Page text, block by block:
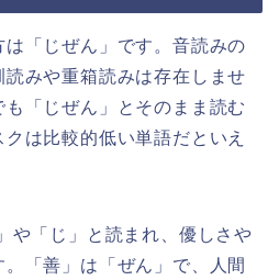
は「じぜん」です。音読みの
みや重箱読みは存在しませ
「じぜん」とそのまま読む
は比較的低い単語だといえ
や「じ」と読まれ、優しさや
「善」は「ぜん」で、人間